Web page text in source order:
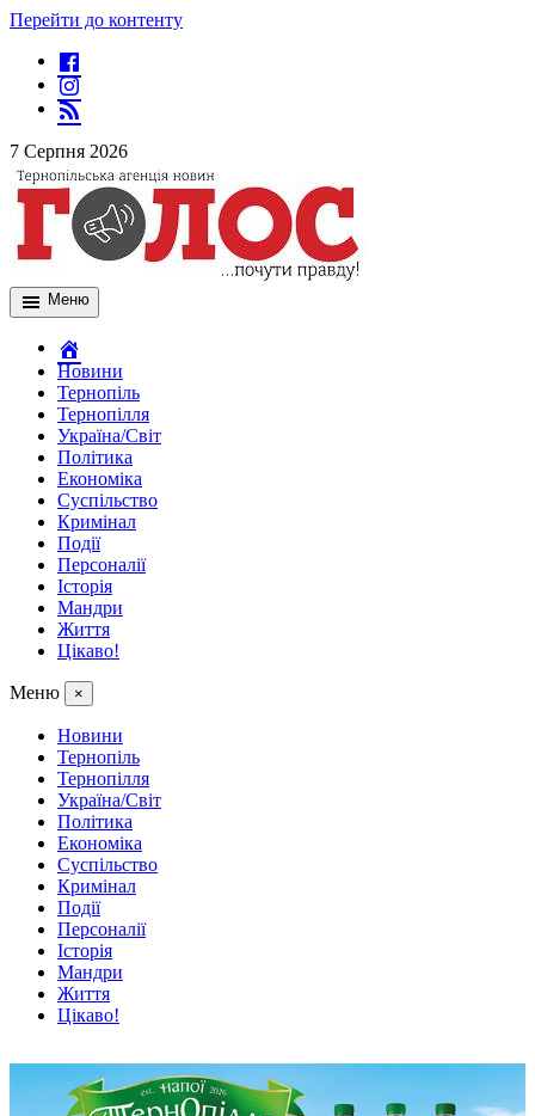
Перейти до контенту
7 Серпня 2026
Меню
Новини
Тернопіль
Тернопілля
Україна/Світ
Політика
Економіка
Суспільство
Кримінал
Події
Персоналії
Історія
Мандри
Життя
Цікаво!
Меню ×
Новини
Тернопіль
Тернопілля
Україна/Світ
Політика
Економіка
Суспільство
Кримінал
Події
Персоналії
Історія
Мандри
Життя
Цікаво!